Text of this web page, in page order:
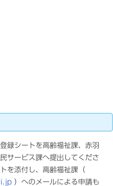
録シートを高齢福祉課、赤羽
サービス課へ提出してくださ
を添付し、高齢福祉課（
）へのメールによる申請も